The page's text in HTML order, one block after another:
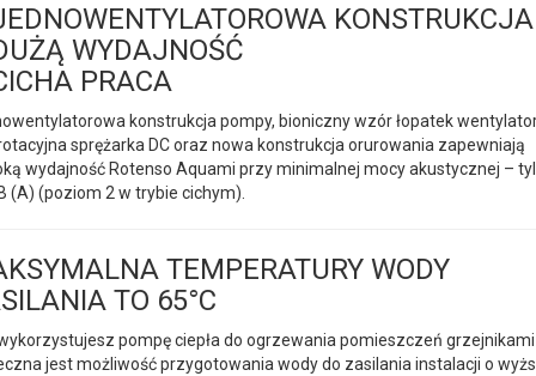
KONSTRUKCJA
WYDAJNOŚĆ
PRACA
konstrukcja pompy, bioniczny wzór łopatek
sprężarka DC oraz nowa konstrukcja orurowania zapewniają
wydajność Rotenso Aquami przy minimalnej mocy akustycznej –
(A) (poziom 2 w trybie cichym).
TEMPERATURY WODY
TO 65°C
pompę ciepła do ogrzewania pomieszczeń grzejnikami
jest możliwość przygotowania wody do zasilania instalacji o